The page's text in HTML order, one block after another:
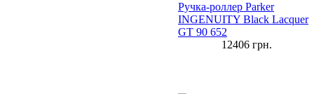
Ручка-роллер Parker
INGENUITY Black Lacquer
GT 90 652
12406 грн.